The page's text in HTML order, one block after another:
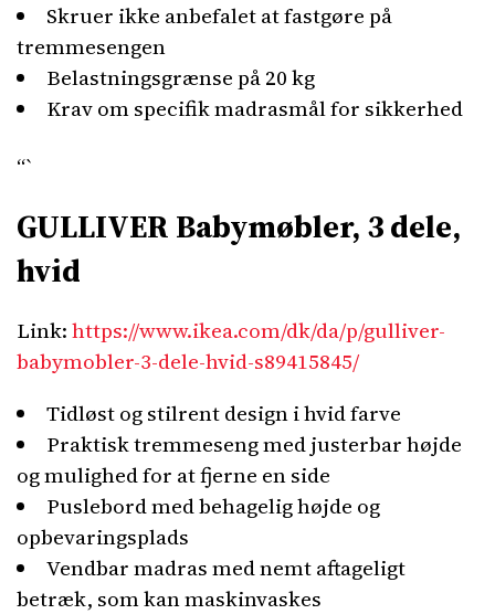
Skruer ikke anbefalet at fastgøre på
tremmesengen
Belastningsgrænse på 20 kg
Krav om specifik madrasmål for sikkerhed
“`
GULLIVER Babymøbler, 3 dele,
hvid
Link:https://www.ikea.com/dk/da/p/gulliver-
babymobler-3-dele-hvid-s89415845/
Tidløst og stilrent design i hvid farve
Praktisk tremmeseng med justerbar højde
og mulighed for at fjerne en side
Puslebord med behagelig højde og
opbevaringsplads
Vendbar madras med nemt aftageligt
betræk, som kan maskinvaskes